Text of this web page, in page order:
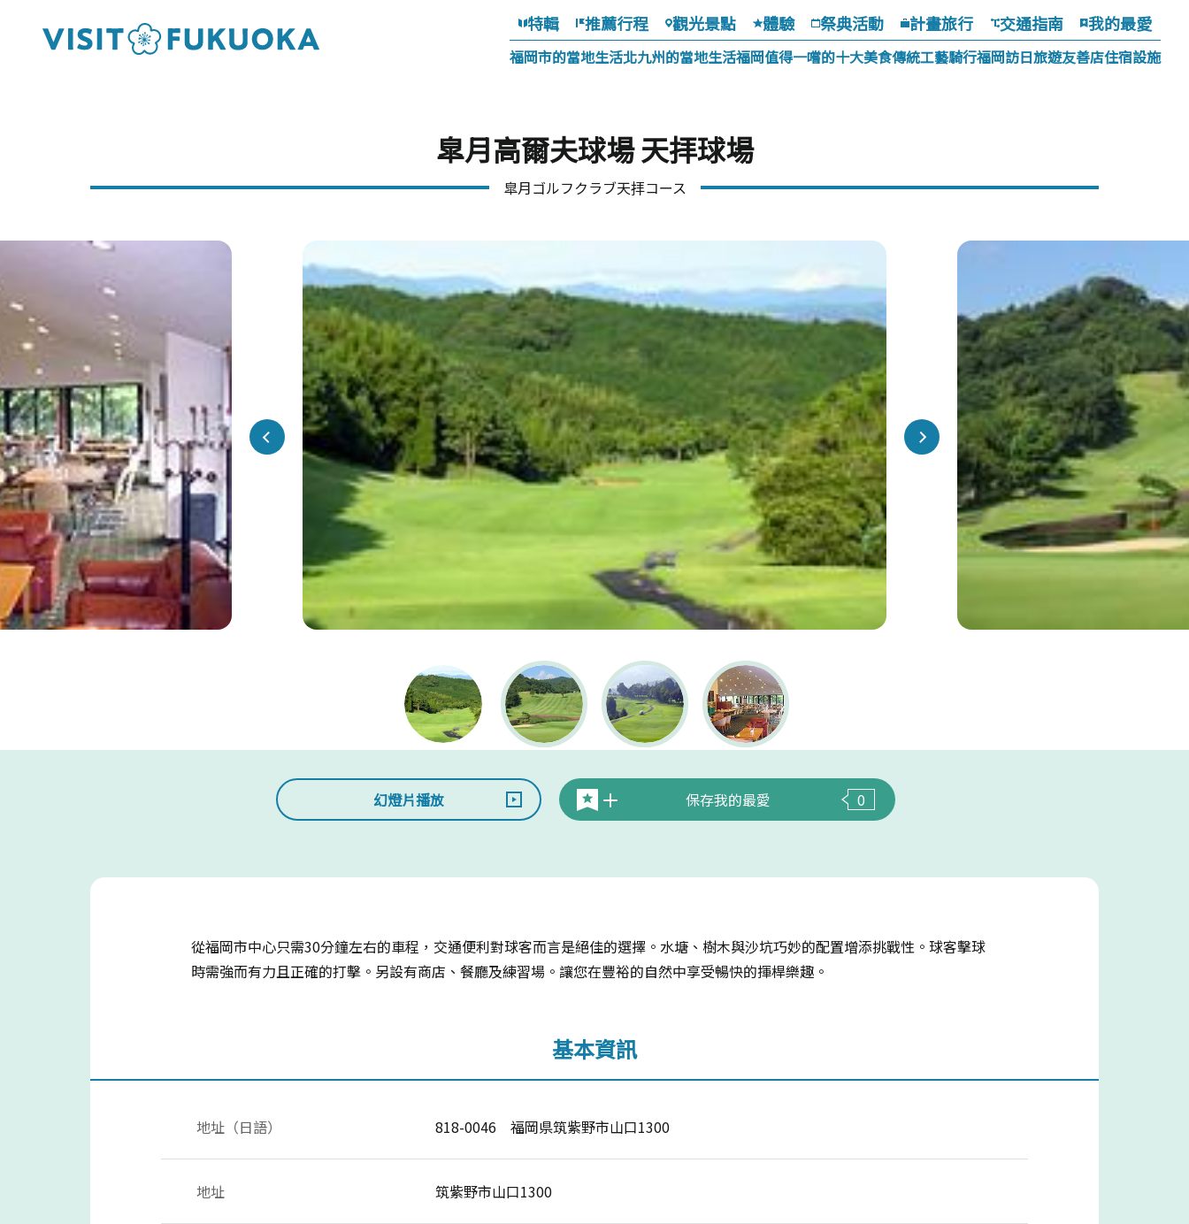
特輯 推薦行程 觀光景點 體驗 祭典活動 計畫旅行 交通指南 我的最愛
福岡市的當地生活北九州的當地生活福岡值得一嚐的十大美食傳統工藝騎行福岡訪日旅遊友善店住宿設施
皐月高爾夫球場 天拝球場
皐月ゴルフクラブ天拝コース
幻燈片播放 保存我的最愛 0
從福岡市中心只需30分鐘左右的車程，交通便利對球客而言是絕佳的選擇。水塘、樹木與沙坑巧妙的配置增添挑戰性。球客擊球
時需強而有力且正確的打擊。另設有商店、餐廳及練習場。讓您在豐裕的自然中享受暢快的揮桿樂趣。
基本資訊
地址（日語） 818-0046 福岡県筑紫野市山口1300
地址 筑紫野市山口1300